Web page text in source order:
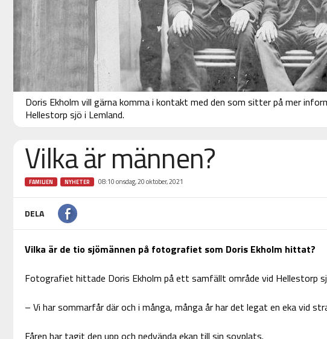
Doris Ekholm vill gärna komma i kontakt med den som sitter på mer
Hellestorp sjö i Lemland.
Vilka är männen?
FAMILJEN NYHETER 08:10 onsdag, 20 oktober, 2021
DELA
Vilka är de tio sjömännen på fotografiet som Doris Ekholm hittat?
Fotografiet hittade Doris Ekholm på ett samfällt område vid Hellestorp
– Vi har sommarfår där och i många, många år har det legat en eka vid